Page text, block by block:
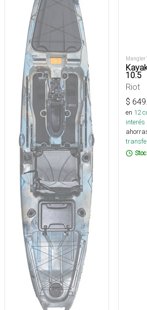
10.5
Riot
$
en 12
interés